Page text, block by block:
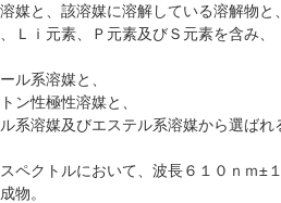
媒と、該溶媒に溶解している溶解物と
Ｌｉ元素、Ｐ元素及びＳ元素を含み、
ル系溶媒と、
ン性極性溶媒と、
ル系溶媒及びエステル系溶媒から選ばれ
ペクトルにおいて、波長６１０ｎｍ±
物。